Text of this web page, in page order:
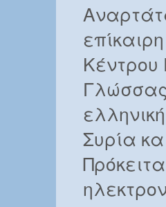
Κέντρου
Γλώσσας
Συρία